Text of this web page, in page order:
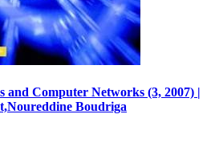
and Computer Networks (3, 2007) |
Boudriga